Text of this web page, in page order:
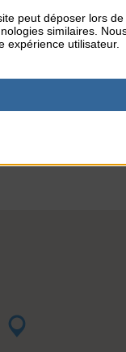
peut déposer lors
similaires.
expérience utilisateur.